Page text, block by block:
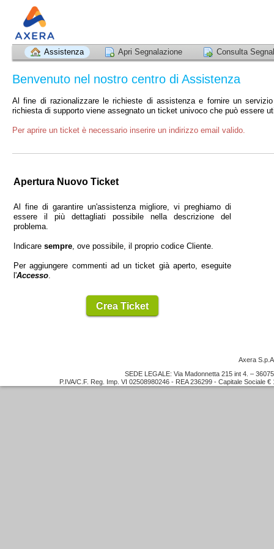
Assistenza Apri Segnalazione Consulta
Benvenuto nel nostro centro di Assistenza
Al fine di razionalizzare le richieste di assistenza e fornire un
richiesta di supporto viene assegnato un ticket univoco che può essere
Per aprire un ticket è necessario inserire un indirizzo email valido.
Apertura Nuovo Ticket
Al fine di garantire un'assistenza migliore, vi preghiamo di
essere il più dettagliati possibile nella descrizione del
problema.
Indicare sempre, ove possibile, il proprio codice Cliente.
Per aggiungere commenti ad un ticket già aperto, eseguite
l'Accesso.
Crea Ticket
Axera
SEDE LEGALE: Via Madonnetta 215 int 4. –
P.IVA/C.F. Reg. Imp. VI 02508980246 - REA 236299 - Capitale Sociale